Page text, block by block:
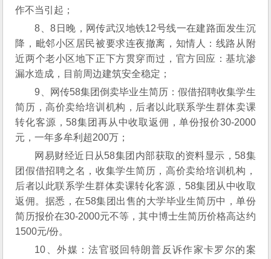
作不当引起；
8、8日晚，网传武汉地铁12号线一在建路面发生沉
降，毗邻小区居民被要求连夜撤离，知情人：线路从附
近两个老小区地下正下方贯穿而过，官方回应：基坑渗
漏水造成，目前周边建筑安全稳定；
9、网传58集团倒卖毕业生简历：假借招聘收集学生
简历，高价卖给培训机构，后者以此联系学生群体卖课
转化客源，58集团再从中收取返佣，单份报价30-2000
元，一年多牟利超200万；
网易财经近日从58集团内部获取的资料显示，58集
团假借招聘之名，收集学生简历，高价卖给培训机构，
后者以此联系学生群体卖课转化客源，58集团从中收取
返佣。据悉，在58集团出售的大学毕业生简历中，单份
简历报价在30-2000元不等，其中博士生简历价格高达约
1500元/份。
10、外媒：法官驳回特朗普反诉作家卡罗尔的案